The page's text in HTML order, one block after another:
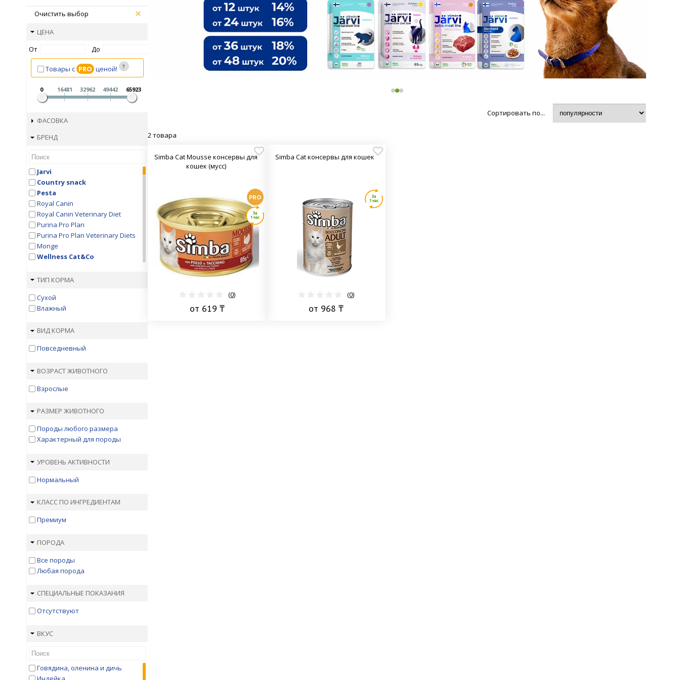
Очистить выбор
ЦЕНА
От
До
Товары с PRO ценой!
0 16481 32962 49442 65923
ФАСОВКА
БРЕНД
Jarvi
Country snaсk
Pesta
Royal Canin
Royal Canin Veterinary Diet
Purina Pro Plan
Purina Pro Plan Veterinary Diets
Monge
Wellness Cat&Co
Hill's Prescription Diet
Acana
AJO
Appetite
Banditos
Best Dinner
BioMenu
Bozita
Brit
Brit Veterinary Diet
Buffet
Cat Chow
Darsi
Edel Cat
Evanger’s
Farmina Vet Life
Felix
Florida
Forza10
FreshPet
Gemon
Grandorf
ТИП КОРМА
Сухой
Влажный
ВИД КОРМА
Повседневный
ВОЗРАСТ ЖИВОТНОГО
Взрослые
РАЗМЕР ЖИВОТНОГО
Породы любого размера
Характерный для породы
УРОВЕНЬ АКТИВНОСТИ
Нормальный
КЛАСС ПО ИНГРЕДИЕНТАМ
Премиум
ПОРОДА
Все породы
Любая порода
СПЕЦИАЛЬНЫЕ ПОКАЗАНИЯ
Отсутствуют
ВКУС
Говядина, оленина и дичь
Сортировать по...
2 товара
Simba Cat Mousse консервы для
кошек (мусс)
PRO
(0)
от 619 ₸
Simba Cat консервы для кошек
(0)
от 968 ₸